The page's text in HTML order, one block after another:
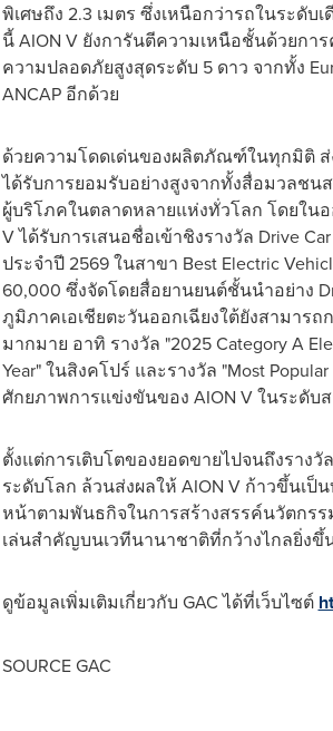
พิเศษถึง 2.3 เมตร ซึ่งเหนือกว่ารถในระดับ
นี้ AION V ยังการันตีความเหนือชั้นด้วยกา
ความปลอดภัยสูงสุดระดับ 5 ดาว จากทั้ง
ANCAP อีกด้วย
ด้วยความโดดเด่นของผลิตภัณฑ์ในทุกมิติ ส่
ได้รับการยอมรับอย่างสูงจากทั้งสื่อมวลชน
ผู้บริโภคในตลาดหลายแห่งทั่วโลก โดยในอ
V ได้รับการเสนอชื่อเข้าชิงรางวัล Drive Car
ประจำปี 2569 ในสาขา Best Electric
60,000 ซึ่งจัดโดยสื่อยานยนต์ชั้นนำอย่าง
ภูมิภาคเอเชียตะวันออกเฉียงใต้ยังสามารถ
มากมาย อาทิ รางวัล "2025 Category A
Year" ในสิงคโปร์ และรางวัล "Most
ศักยภาพการแข่งขันของ AION V ในระดับ
ตั้งแต่การเติบโตของยอดขายไปจนถึงรา
ระดับโลก ล้วนส่งผลให้ AION V ก้าวขึ้นเ
หน้าตามพันธกิจในการสร้างสรรค์นวัตกร
เล่นสำคัญบนเวทีนานาชาติที่กว้างไกลยิ่งขึ้
ดูข้อมูลเพิ่มเติมเกี่ยวกับ GAC ได้ที่เว็บไซต์
SOURCE GAC